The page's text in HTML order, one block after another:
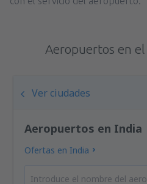
Aeropuertos en
Ver ciudades
Aeropuertos en India
Ofertas en India